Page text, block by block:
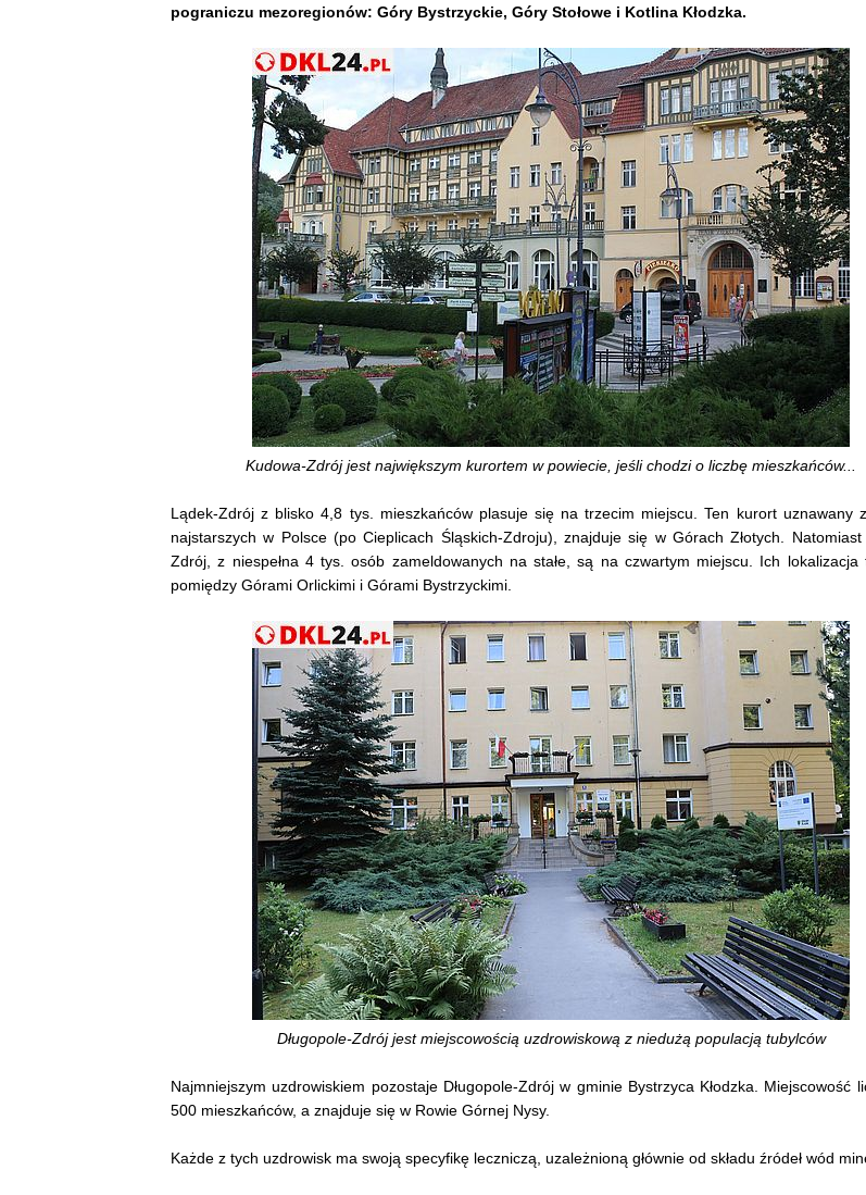
pograniczu mezoregionów: Góry Bystrzyckie, Góry Stołowe i Kotlina Kłodzka.
Kudowa-Zdrój jest największym kurortem w powiecie, jeśli chodzi o liczbę mieszkańców...
Lądek-Zdrój z blisko 4,8 tys. mieszkańców plasuje się na trzecim miejscu. Ten kurort uznawany
najstarszych w Polsce (po Cieplicach Śląskich-Zdroju), znajduje się w Górach Złotych. Natomiast
Zdrój, z niespełna 4 tys. osób zameldowanych na stałe, są na czwartym miejscu. Ich lokalizacja
pomiędzy Górami Orlickimi i Górami Bystrzyckimi.
Długopole-Zdrój jest miejscowością uzdrowiskową z niedużą populacją tubylców
Najmniejszym uzdrowiskiem pozostaje Długopole-Zdrój w gminie Bystrzyca Kłodzka. Miejscowość
500 mieszkańców, a znajduje się w Rowie Górnej Nysy.
Każde z tych uzdrowisk ma swoją specyfikę leczniczą, uzależnioną głównie od składu źródeł wód